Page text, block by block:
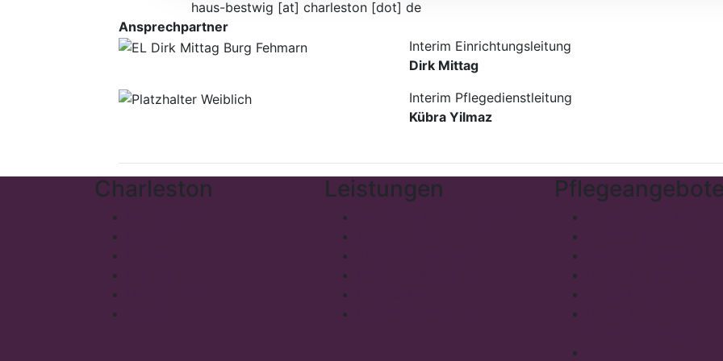
haus-bestwig [at] charleston [dot] de
Ansprechpartner
Interim Einrichtungsleitung
Dirk Mittag
Interim Pflegedienstleitung
Kübra Yilmaz
Charleston Leistungen Pflegeangebote